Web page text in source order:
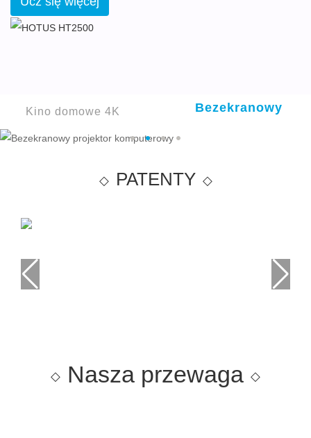
Kino domowe 4K Bezekranowy
komputerowy
PATENTY
Nasza przewaga